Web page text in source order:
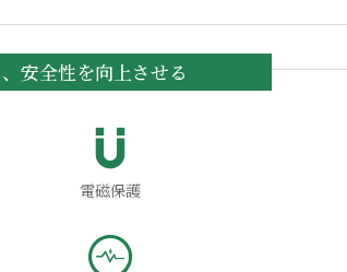
安全性を向上させる
電磁保護